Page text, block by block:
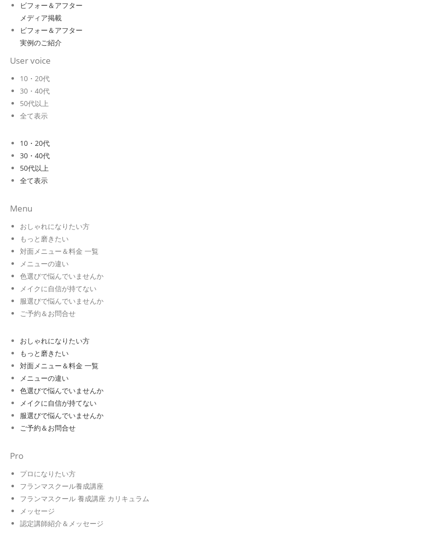
ビフォー＆アフター
メディア掲載
ビフォー＆アフター
実例のご紹介
User voice
10・20代
30・40代
50代以上
全て表示
10・20代
30・40代
50代以上
全て表示
Menu
おしゃれになりたい方
もっと磨きたい
対面メニュー＆料金 一覧
メニューの違い
色選びで悩んでいませんか
メイクに自信が持てない
服選びで悩んでいませんか
ご予約＆お問合せ
おしゃれになりたい方
もっと磨きたい
対面メニュー＆料金 一覧
メニューの違い
色選びで悩んでいませんか
メイクに自信が持てない
服選びで悩んでいませんか
ご予約＆お問合せ
Pro
プロになりたい方
フランマスクール養成講座
フランマスクール 養成講座 カリキュラム
メッセージ
認定講師紹介＆メッセージ